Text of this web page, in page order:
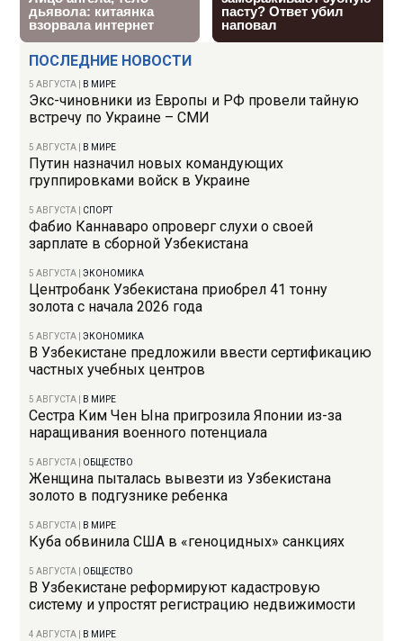
ПОСЛЕДНИЕ НОВОСТИ
5 АВГУСТА В МИРЕ
Экс-чиновники из Европы и РФ провели тайную
встречу по Украине – СМИ
5 АВГУСТА В МИРЕ
Путин назначил новых командующих
группировками войск в Украине
5 АВГУСТА СПОРТ
Фабио Каннаваро опроверг слухи о своей
зарплате в сборной Узбекистана
5 АВГУСТА |ЭКОНОМИКА
Центробанк Узбекистана приобрел 41 тонну
золота с начала 2026 года
5 АВГУСТА |ЭКОНОМИКА
В Узбекистане предложили ввести сертификацию
частных учебных центров
5 АВГУСТА В МИРЕ
Сестра Ким Чен Ына пригрозила Японии из-за
наращивания военного потенциала
5 АВГУСТА ОБЩЕСТВО
Женщина пыталась вывезти из Узбекистана
золото в подгузнике ребенка
5 АВГУСТА В МИРЕ
Куба обвинила США в «геноцидных» санкциях
5 АВГУСТА ОБЩЕСТВО
В Узбекистане реформируют кадастровую
систему и упростят регистрацию недвижимости
4 АВГУСТА В МИРЕ